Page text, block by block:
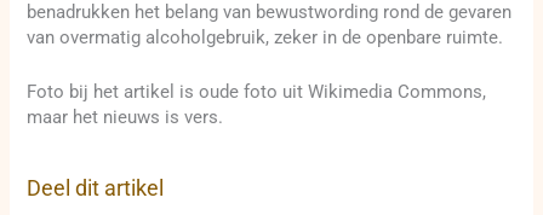
benadrukken het belang van bewustwording rond de gevaren
van overmatig alcoholgebruik, zeker in de openbare ruimte.
Foto bij het artikel is oude foto uit Wikimedia Commons,
maar het nieuws is vers.
Deel dit artikel